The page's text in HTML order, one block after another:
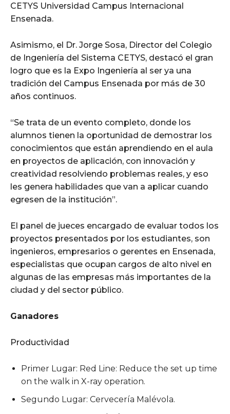
CETYS Universidad Campus Internacional
Ensenada.
Asimismo, el Dr. Jorge Sosa, Director del Colegio
de Ingeniería del Sistema CETYS, destacó el gran
logro que es la Expo Ingeniería al ser ya una
tradición del Campus Ensenada por más de 30
años continuos.
“Se trata de un evento completo, donde los
alumnos tienen la oportunidad de demostrar los
conocimientos que están aprendiendo en el aula
en proyectos de aplicación, con innovación y
creatividad resolviendo problemas reales, y eso
les genera habilidades que van a aplicar cuando
egresen de la institución”.
El panel de jueces encargado de evaluar todos los
proyectos presentados por los estudiantes, son
ingenieros, empresarios o gerentes en Ensenada,
especialistas que ocupan cargos de alto nivel en
algunas de las empresas más importantes de la
ciudad y del sector público.
Ganadores
Productividad
Primer Lugar: Red Line: Reduce the set up time
on the walk in X-ray operation.
Segundo Lugar: Cervecería Malévola.